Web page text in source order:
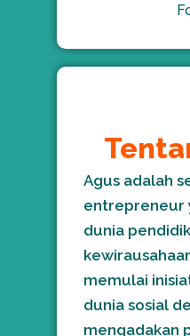
Agus adalah
entrepreneur
dunia
memulai
dunia sosial
mengadakan